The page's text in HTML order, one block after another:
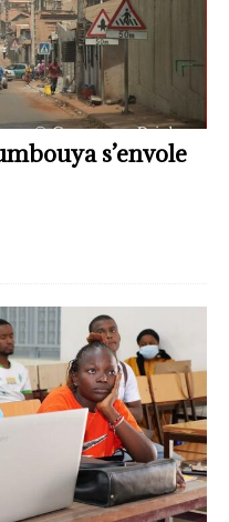
s’envole